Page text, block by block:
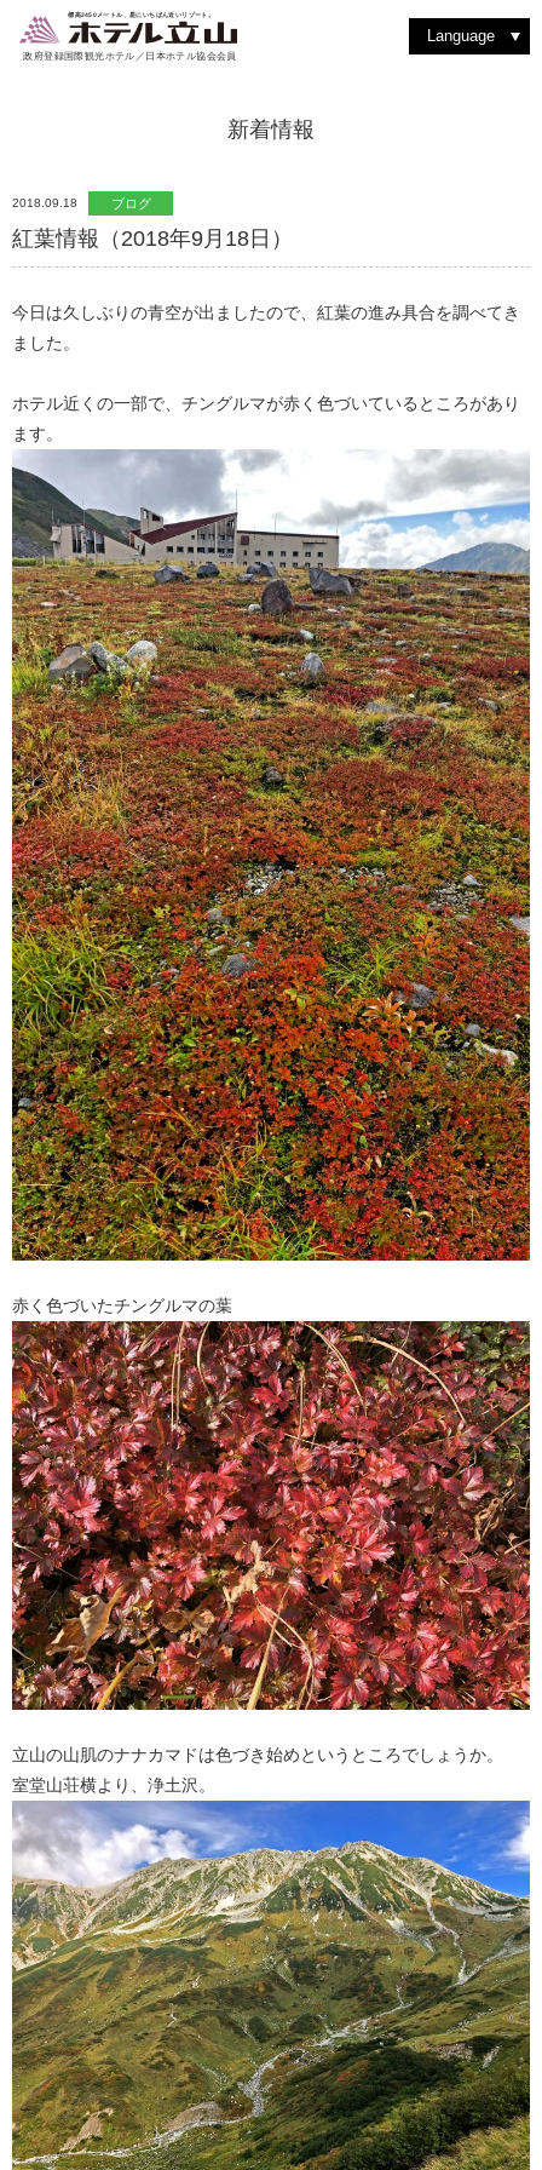
標高2450メートル、星にいちばん近いリゾート。
政府登録国際観光ホテル／日本ホテル協会会員
Language
新着情報
2018.09.18 ブログ
紅葉情報（2018年9月18日）
今日は久しぶりの青空が出ましたので、紅葉の進み具合を調べてき
ました。
ホテル近くの一部で、チングルマが赤く色づいているところがあり
ます。
赤く色づいたチングルマの葉
立山の山肌のナナカマドは色づき始めというところでしょうか。
室堂山荘横より、浄土沢。